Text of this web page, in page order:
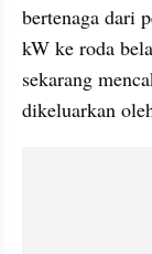
bertenaga dari
kW ke roda
sekarang
dikeluarkan